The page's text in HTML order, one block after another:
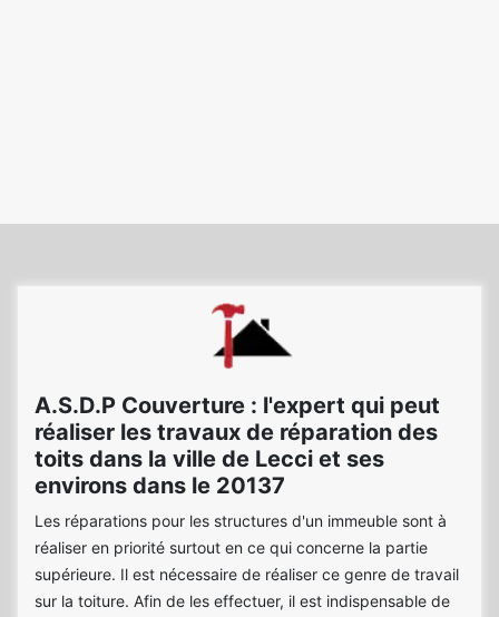
A.S.D.P Couverture : l'expert qui peut
réaliser les travaux de réparation des
toits dans la ville de Lecci et ses
environs dans le 20137
Les réparations pour les structures d'un immeuble sont à
réaliser en priorité surtout en ce qui concerne la partie
supérieure. Il est nécessaire de réaliser ce genre de travail
sur la toiture. Afin de les effectuer, il est indispensable de